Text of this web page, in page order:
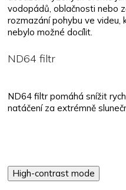
vodopádů, oblačnosti nebo
rozmazání pohybu ve videu,
nebylo možné docílit.
ND64 filtr
ND64 filtr pomáhá snížit
natáčení za extrémně
High-contrast mode